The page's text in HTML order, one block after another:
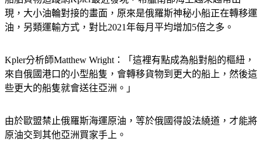
現，大小油輪對接的畫面，原來是俄羅斯神秘小船正在轉移運
油，另類運輸方式，對比2021年每月平均增加5倍之多。
Kpler分析師Matthew Wright：「這裡有點成為船對船的樞紐，
來自俄國港口的小型船隻，會轉移貨物到更大的船上，然後這
些更大的船隻就會送往亞洲。」
由於歐盟禁止俄羅斯海運原油，等於俄國得設法繞道，才能將
原油交到其他亞洲買家手上。